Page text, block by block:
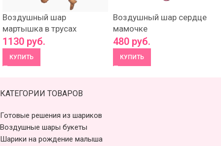
Воздушный шар
мартышка в трусах
1130 руб.
КУПИТЬ
Воздушный шар сердце
мамочке
480 руб.
КУПИТЬ
КАТЕГОРИИ ТОВАРОВ
Готовые решения из шариков
Воздушные шары букеты
Шарики на рождение малыша